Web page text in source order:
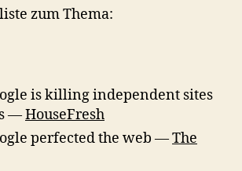
zum Thema:
is killing independent sites
—HouseFresh
perfected the web —The